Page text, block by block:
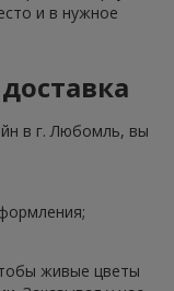
и в нужное
в г. Любомль, вы
живые цветы